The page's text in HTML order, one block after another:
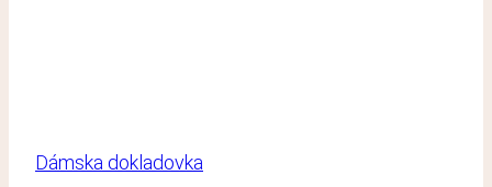
Dámska dokladovka